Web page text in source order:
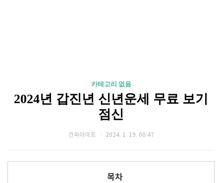
카테고리 없음
2024년 갑진년 신년운세 무료 보기
점신
건파라이프 2024. 1. 19. 00:47
목차